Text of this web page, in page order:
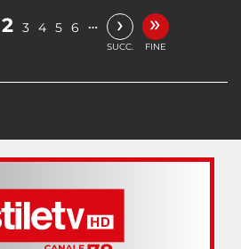
2 3 4 5 6 … ›
SUCC.
»
FINE